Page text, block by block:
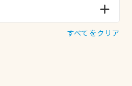
すべてをクリア